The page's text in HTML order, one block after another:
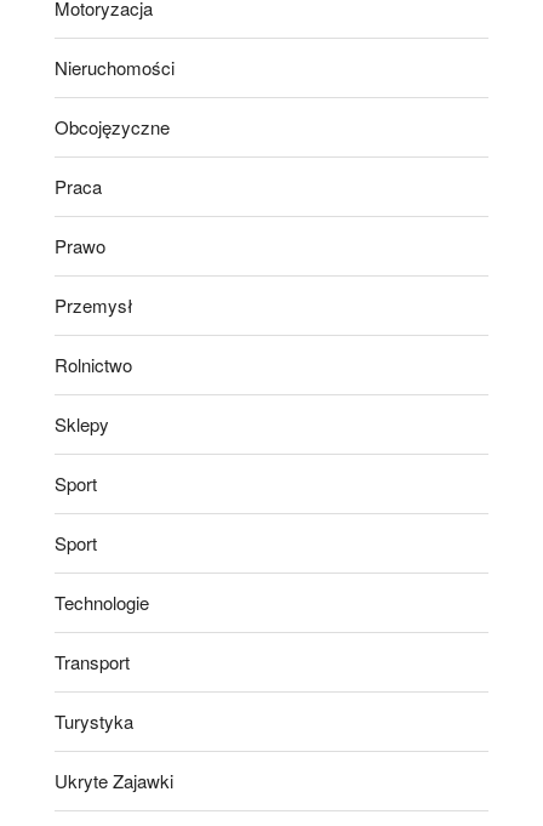
Motoryzacja
Nieruchomości
Obcojęzyczne
Praca
Prawo
Przemysł
Rolnictwo
Sklepy
Sport
Sport
Technologie
Transport
Turystyka
Ukryte Zajawki